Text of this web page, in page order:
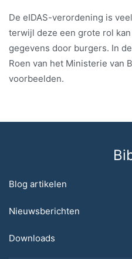
De eIDAS-verordening is
terwijl deze een grote rol
gegevens door burgers. In
Roen van het Ministerie van
voorbeelden.
Blog artikelen
Nieuwsberichten
Downloads